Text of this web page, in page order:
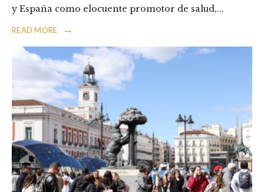
y España como elocuente promotor de salud,...
READ MORE →